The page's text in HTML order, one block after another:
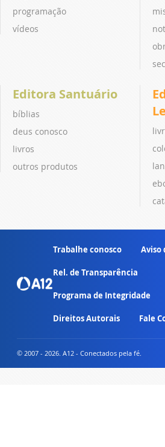
programação
vídeos
Editora Santuário
bíblias
deus conosco
livros
outros produtos
Trabalhe conosco Aviso
Rel. de Transparência
Programa de Integridade
Direitos Autorais Fale
© 2007 - 2026. A12 - Conectados pela fé.